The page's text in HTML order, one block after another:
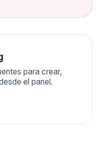
para crear,
el panel.